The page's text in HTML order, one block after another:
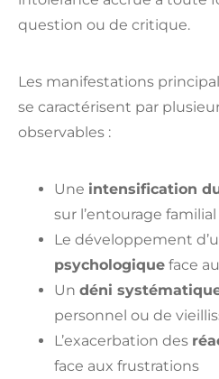
question ou de critique.
Les manifestations
se caractérisent par
observables :
Une intensification
sur l’entourage
Le développement
psychologique face
Un déni
personnel ou de
L’exacerbation des
face aux frustrations